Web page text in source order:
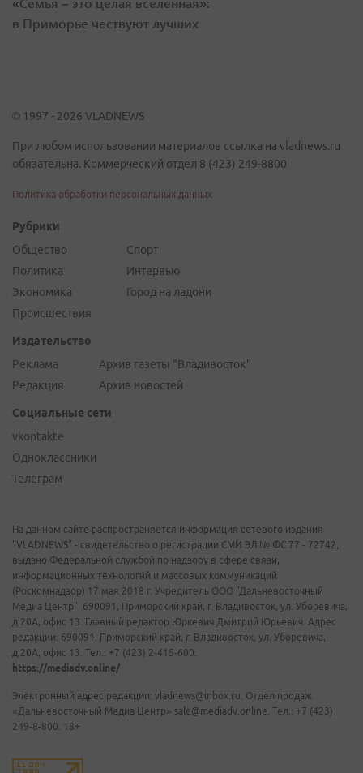
в Приморье чествуют лучших
© 1997 - 2026 VLADNEWS
При любом использовании материалов ссылка на vladnews.ru
обязательна. Коммерческий отдел 8 (423) 249-8800
Политика обработки персональных данных
Рубрики
Общество
Политика
Экономика
Происшествия
Спорт
Интервью
Город на ладони
Издательство
Реклама
Редакция
Архив газеты "Владивосток"
Архив новостей
Социальные сети
vkontakte
Одноклассники
Телеграм
На данном сайте распространяется информация сетевого издания
"VLADNEWS" - свидетельство о регистрации СМИ ЭЛ № ФС 77 - 72742,
выдано Федеральной службой по надзору в сфере связи,
информационных технологий и массовых коммуникаций
(Роскомнадзор) 17 мая 2018 г. Учредитель ООО "Дальневосточный
Медиа Центр". 690091, Приморский край, г. Владивосток, ул. Уборевича,
д.20А, офис 13. Главный редактор Юркевич Дмитрий Юрьевич. Адрес
редакции: 690091, Приморский край, г. Владивосток, ул. Уборевича,
д.20А, офис 13. Тел.: +7 (423) 2-415-600.
https://mediadv.online/
Электронный адрес редакции: vladnews@inbox.ru. Отдел продаж
«Дальневосточный Медиа Центр» sale@mediadv.online. Тел.: +7 (423)
249-8-800. 18+